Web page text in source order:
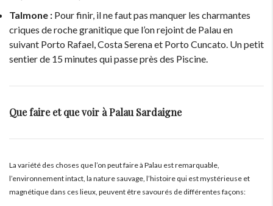
Talmone : Pour finir, il ne faut pas manquer les charmantes
criques de roche granitique que l’on rejoint de Palau en
suivant Porto Rafael, Costa Serena et Porto Cuncato. Un petit
sentier de 15 minutes qui passe près des Piscine.
Que faire et que voir à Palau Sardaigne
La variété des choses que l’on peut faire à Palau est remarquable,
l’environnement intact, la nature sauvage, l’histoire qui est mystérieuse et
magnétique dans ces lieux, peuvent être savourés de différentes façons: